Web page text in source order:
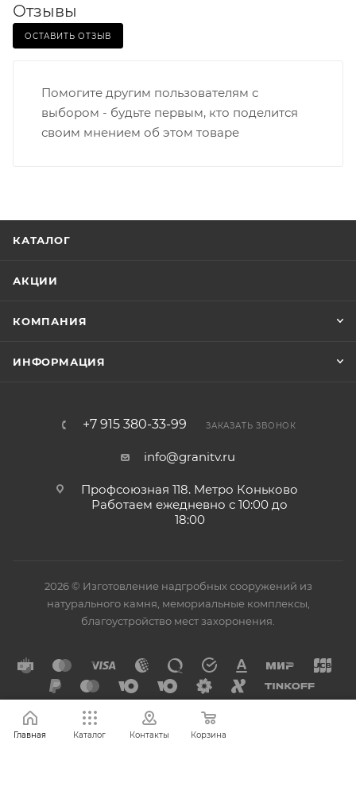
Отзывы
ОСТАВИТЬ ОТЗЫВ
Помогите другим пользователям с
выбором - будьте первым, кто поделится
своим мнением об этом товаре
КАТАЛОГ
АКЦИИ
КОМПАНИЯ
ИНФОРМАЦИЯ
+7 915 380-33-99 ЗАКАЗАТЬ ЗВОНОК
info@granitv.ru
Профсоюзная 118. Метро Коньково
Работаем ежедневно с 10:00 до
18:00
2026 © Изготовление надгробных сооружений из
натурального камня, мемориальные комплексы,
благоустройство мест захоронения.
Главная Каталог Контакты Корзина